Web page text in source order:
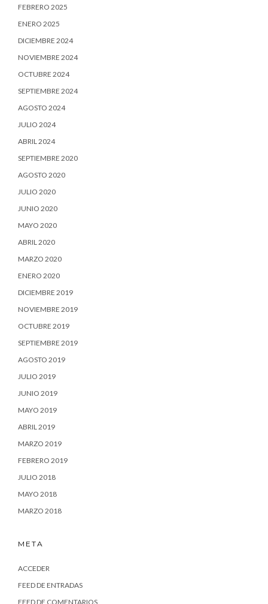
FEBRERO 2025
ENERO 2025
DICIEMBRE 2024
NOVIEMBRE 2024
OCTUBRE 2024
SEPTIEMBRE 2024
AGOSTO 2024
JULIO 2024
ABRIL 2024
SEPTIEMBRE 2020
AGOSTO 2020
JULIO 2020
JUNIO 2020
MAYO 2020
ABRIL 2020
MARZO 2020
ENERO 2020
DICIEMBRE 2019
NOVIEMBRE 2019
OCTUBRE 2019
SEPTIEMBRE 2019
AGOSTO 2019
JULIO 2019
JUNIO 2019
MAYO 2019
ABRIL 2019
MARZO 2019
FEBRERO 2019
JULIO 2018
MAYO 2018
MARZO 2018
META
ACCEDER
FEED DE ENTRADAS
FEED DE COMENTARIOS